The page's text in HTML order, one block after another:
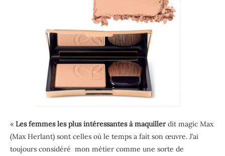
« Les femmes les plus intéressantes à maquillerdit magic Max
(Max Herlant) sont celles où le temps a fait son œuvre. J’ai
toujours considéré mon métier comme une sorte de